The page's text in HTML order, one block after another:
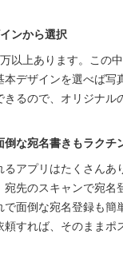
ンから選択
以上あります。この
本デザインを選べば写
るので、オリジナル
倒な宛名書きもラクチ
るアプリはたくさんあ
先のスキャンで宛名
面倒な宛名登録も簡
すれば、そのままポ